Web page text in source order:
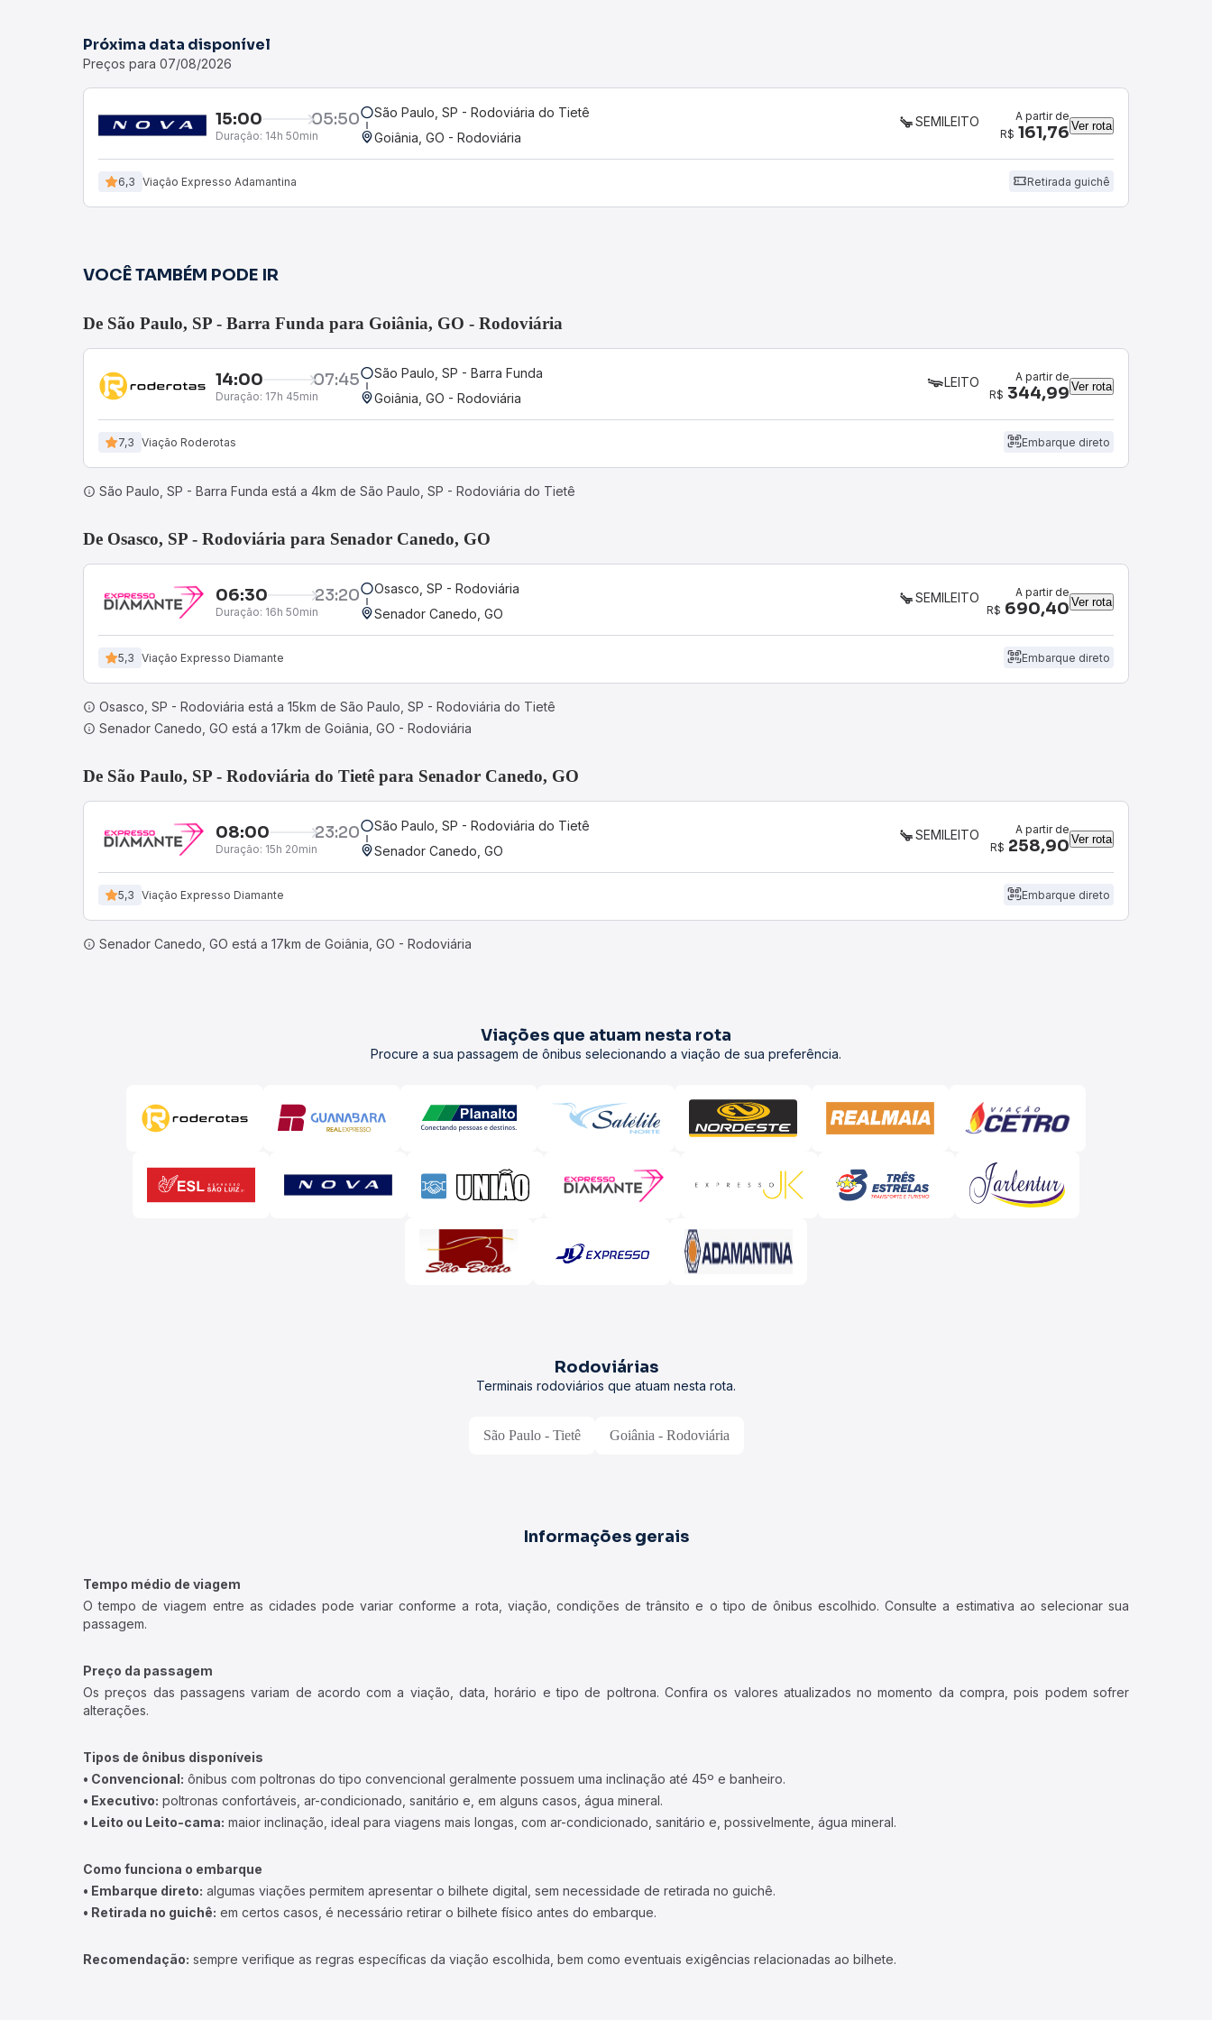
Próxima data disponível
Preços para 07/08/2026
15:00 05:50
Duração: 14h 50min
São Paulo, SP - Rodoviária do Tietê
Goiânia, GO - Rodoviária
SEMILEITO
A partir de
R$ 161,76 Ver rota
6,3 Viação Expresso Adamantina Retirada guichê
VOCÊ TAMBÉM PODE IR
De São Paulo, SP - Barra Funda para Goiânia, GO - Rodoviária
14:00 07:45
Duração: 17h 45min
São Paulo, SP - Barra Funda
Goiânia, GO - Rodoviária
LEITO
A partir de
R$ 344,99 Ver rota
7,3 Viação Roderotas Embarque direto
São Paulo, SP - Barra Funda está a 4km de São Paulo, SP - Rodoviária do Tietê
De Osasco, SP - Rodoviária para Senador Canedo, GO
06:30 23:20
Duração: 16h 50min
Osasco, SP - Rodoviária
Senador Canedo, GO
SEMILEITO
A partir de
R$ 690,40 Ver rota
5,3 Viação Expresso Diamante Embarque direto
Osasco, SP - Rodoviária está a 15km de São Paulo, SP - Rodoviária do Tietê
Senador Canedo, GO está a 17km de Goiânia, GO - Rodoviária
De São Paulo, SP - Rodoviária do Tietê para Senador Canedo, GO
08:00 23:20
Duração: 15h 20min
São Paulo, SP - Rodoviária do Tietê
Senador Canedo, GO
SEMILEITO
A partir de
R$ 258,90 Ver rota
5,3 Viação Expresso Diamante Embarque direto
Senador Canedo, GO está a 17km de Goiânia, GO - Rodoviária
Viações que atuam nesta rota
Procure a sua passagem de ônibus selecionando a viação de sua preferência.
Rodoviárias
Terminais rodoviários que atuam nesta rota.
São Paulo - Tietê Goiânia - Rodoviária
Informações gerais
Tempo médio de viagem
O tempo de viagem entre as cidades pode variar conforme a rota, viação, condições de trânsito e o tipo de ônibus escolhido. Consulte a estimativa ao selecionar sua
passagem.
Preço da passagem
Os preços das passagens variam de acordo com a viação, data, horário e tipo de poltrona. Confira os valores atualizados no momento da compra, pois podem sofrer
alterações.
Tipos de ônibus disponíveis
• Convencional: ônibus com poltronas do tipo convencional geralmente possuem uma inclinação até 45º e banheiro.
• Executivo: poltronas confortáveis, ar-condicionado, sanitário e, em alguns casos, água mineral.
• Leito ou Leito-cama: maior inclinação, ideal para viagens mais longas, com ar-condicionado, sanitário e, possivelmente, água mineral.
Como funciona o embarque
• Embarque direto: algumas viações permitem apresentar o bilhete digital, sem necessidade de retirada no guichê.
• Retirada no guichê: em certos casos, é necessário retirar o bilhete físico antes do embarque.
Recomendação: sempre verifique as regras específicas da viação escolhida, bem como eventuais exigências relacionadas ao bilhete.